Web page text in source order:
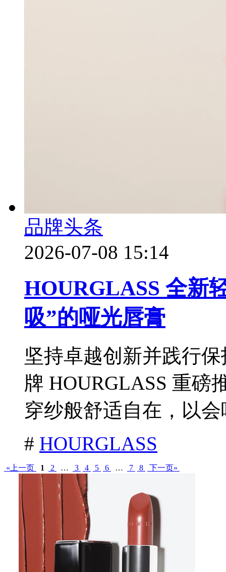
品牌头条
2026-07-08 15:14
HOURGLASS 全新
吸”的哑光唇膏
坚持卓越创新并践行
牌 HOURGLASS 重磅
穿纱般舒适自在，以
# HOURGLASS
«上一页 1 2 … 3 4 5 6 … 7 8 下一页»